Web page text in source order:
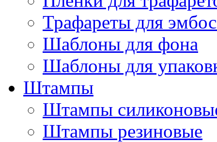
Трафареты для
Шаблоны для фона
Шаблоны для
Штампы
Штампы
Штампы резиновые